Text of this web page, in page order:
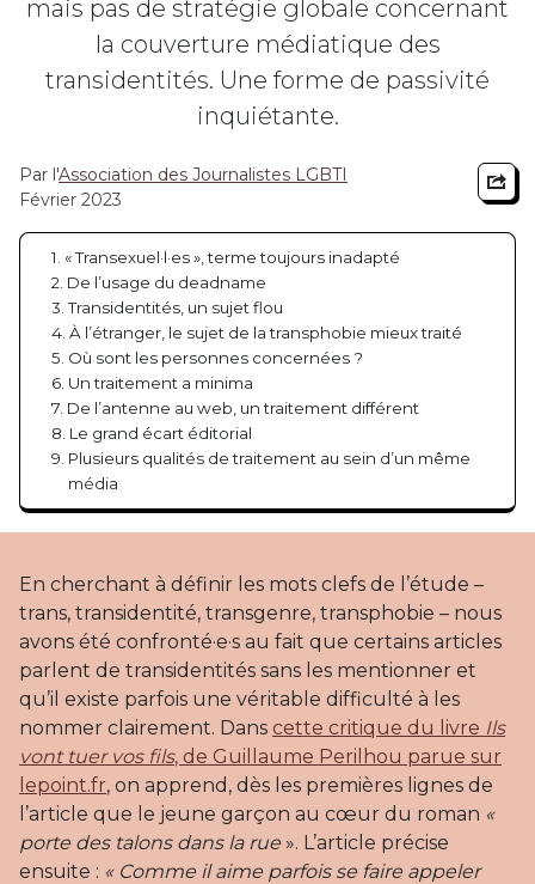
mais pas de stratégie globale concernant
la couverture médiatique des
transidentités. Une forme de passivité
inquiétante.
Par l'Association des Journalistes LGBTI
Février 2023
« Transexuel·l·es », terme toujours inadapté
De l’usage du deadname
Transidentités, un sujet flou
À l’étranger, le sujet de la transphobie mieux traité
Où sont les personnes concernées ?
Un traitement a minima
De l’antenne au web, un traitement différent
Le grand écart éditorial
Plusieurs qualités de traitement au sein d’un même
média
En cherchant à définir les mots clefs de l’étude –
trans, transidentité, transgenre, transphobie – nous
avons été confronté·e·s au fait que certains articles
parlent de transidentités sans les mentionner et
qu’il existe parfois une véritable difficulté à les
nommer clairement. Dans cette critique du livre Ils
vont tuer vos fils, de Guillaume Perilhou parue sur
lepoint.fr, on apprend, dès les premières lignes de
l’article que le jeune garçon au cœur du roman «
porte des talons dans la rue ». L’article précise
ensuite : « Comme il aime parfois se faire appeler